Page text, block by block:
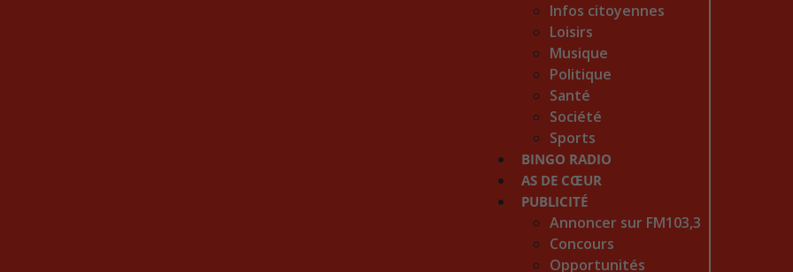
Infos citoyennes
Loisirs
Musique
Politique
Santé
Société
Sports
BINGO RADIO
AS DE CŒUR
PUBLICITÉ
Annoncer sur FM103,3
Concours
Opportunités